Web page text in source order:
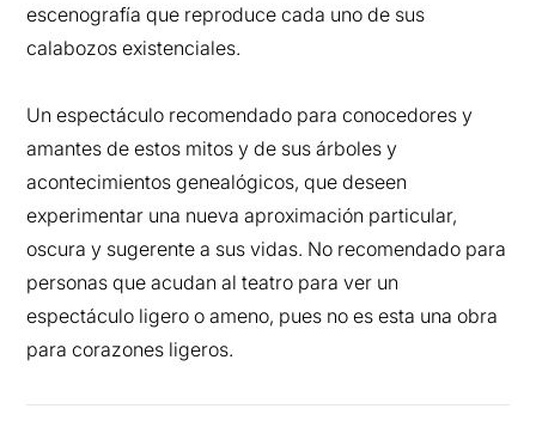
escenografía que reproduce cada uno de sus
calabozos existenciales.
Un espectáculo recomendado para conocedores y
amantes de estos mitos y de sus árboles y
acontecimientos genealógicos, que deseen
experimentar una nueva aproximación particular,
oscura y sugerente a sus vidas. No recomendado para
personas que acudan al teatro para ver un
espectáculo ligero o ameno, pues no es esta una obra
para corazones ligeros.